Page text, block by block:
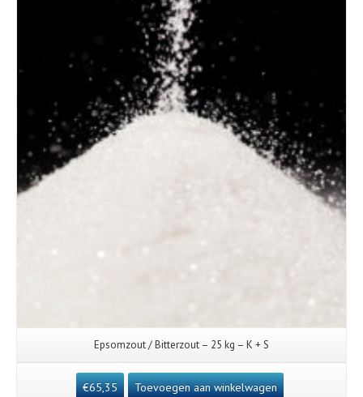
Details
Epsomzout / Bitterzout – 25 kg – K + S
€65,35 Toevoegen aan winkelwagen